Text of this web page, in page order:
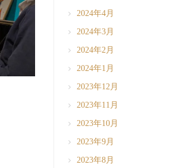
2024年4月
2024年3月
2024年2月
2024年1月
2023年12月
2023年11月
2023年10月
2023年9月
2023年8月